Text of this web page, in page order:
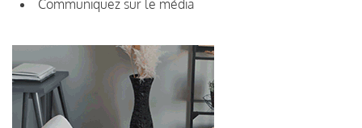
Communiquez sur le média